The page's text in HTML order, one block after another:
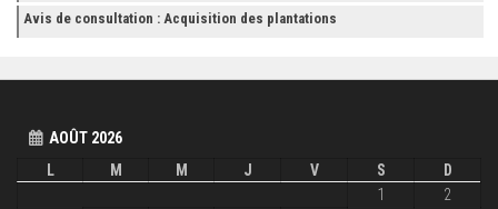
Accessoires
Avis de consultation : Acquisition des plantations
AOÛT 2026
L
M M J V S D
1
2